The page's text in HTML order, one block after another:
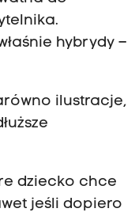
hybrydy –
ilustracje,
dziecko chce
jeśli dopiero